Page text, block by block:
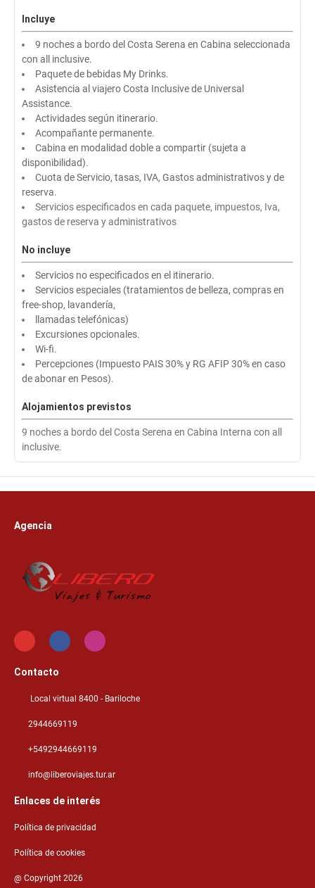
Incluye
9 noches a bordo del Costa Serena en Cabina seleccionada
con all inclusive.
Paquete de bebidas My Drinks.
Asistencia al viajero Costa Inclusive de Universal
Assistance.
Actividades según itinerario.
Acompañante permanente.
Cabina en modalidad doble a compartir (sujeta a
disponibilidad).
Cuota de Servicio, tasas, IVA, Gastos administrativos y de
reserva.
Servicios especificados en cada paquete, impuestos, Iva,
gastos de reserva y administrativos
No incluye
Servicios no especificados en el itinerario.
Servicios especiales (tratamientos de belleza, compras en
free-shop, lavandería,
llamadas telefónicas)
Excursiones opcionales.
Wi-fi.
Percepciones (Impuesto PAIS 30% y RG AFIP 30% en caso
de abonar en Pesos).
Alojamientos previstos
9 noches a bordo del Costa Serena en Cabina Interna con all
inclusive.
Agencia
Contacto
Local virtual 8400 - Bariloche
2944669119
+5492944669119
info@liberoviajes.tur.ar
Enlaces de interés
Política de privacidad
Política de cookies
@ Copyright 2026